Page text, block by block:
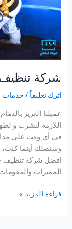
شركة تنظيف
اترك تعليقاً /خدمات
عميلنا العزيز
اللازمة للشرب
في أي وقت على مدار
وسنصلك أينما كنت،
افضل شركة تنظيف
المميزات
شركة
قراءة المزيد »